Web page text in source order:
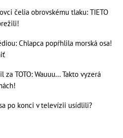
čelia obrovskému tlaku: TIETO
Chlapca popŕhlila morská osa!
TOTO: Wauuu... Takto vyzerá
po konci v televízii usídlili?